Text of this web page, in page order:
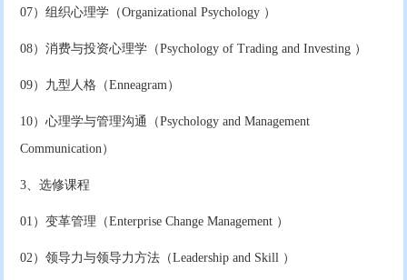
07）组织心理学（Organizational Psychology ）
08）消费与投资心理学（Psychology of Trading and Investing ）
09）九型人格（Enneagram）
10）心理学与管理沟通（Psychology and Management
Communication）
3、选修课程
01）变革管理（Enterprise Change Management ）
02）领导力与领导力方法（Leadership and Skill ）